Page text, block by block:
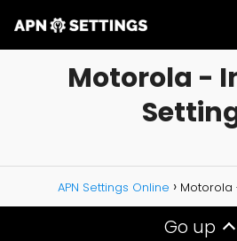
Motorola -
APN Settings Online Motorola
Go up